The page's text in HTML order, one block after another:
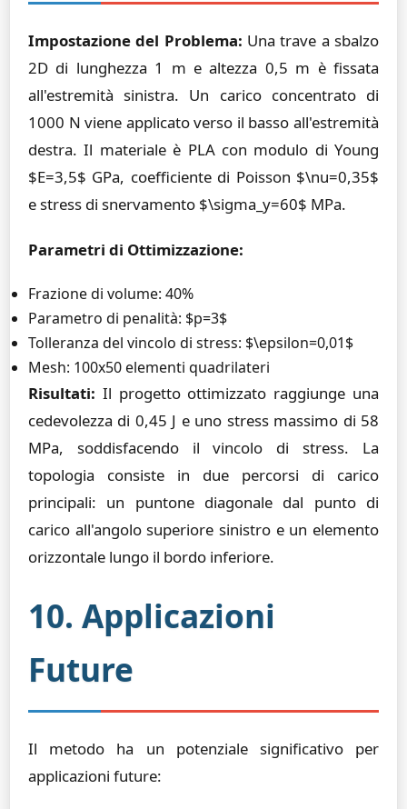
Impostazione del Problema: Una trave a sbalzo
2D di lunghezza 1 m e altezza 0,5 m è fissata
all'estremità sinistra. Un carico concentrato di
1000 N viene applicato verso il basso all'estremità
destra. Il materiale è PLA con modulo di Young
$E=3,5$ GPa, coefficiente di Poisson $\nu=0,35$
e stress di snervamento $\sigma_y=60$ MPa.
Parametri di Ottimizzazione:
Frazione di volume: 40%
Parametro di penalità: $p=3$
Tolleranza del vincolo di stress: $\epsilon=0,01$
Mesh: 100x50 elementi quadrilateri
Risultati: Il progetto ottimizzato raggiunge una
cedevolezza di 0,45 J e uno stress massimo di 58
MPa, soddisfacendo il vincolo di stress. La
topologia consiste in due percorsi di carico
principali: un puntone diagonale dal punto di
carico all'angolo superiore sinistro e un elemento
orizzontale lungo il bordo inferiore.
10. Applicazioni
Future
Il metodo ha un potenziale significativo per
applicazioni future: